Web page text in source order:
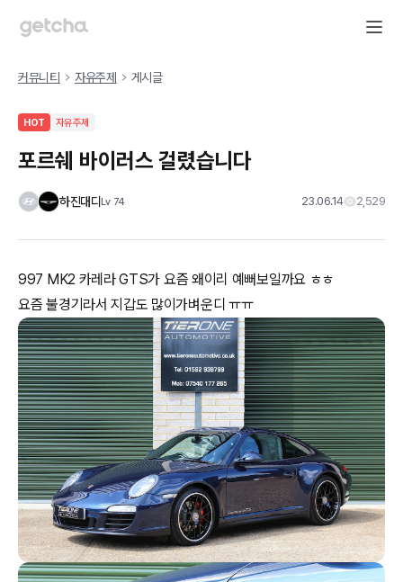
커뮤니티 자유주제 게시글
HOT 자유주제
포르쉐 바이러스 걸렸습니다
하진대디 Lv 74 23.06.14 2,529
997 MK2 카레라 GTS가 요즘 왜이리 예뻐보일까요 ㅎㅎ
요즘 불경기라서 지갑도 많이가벼운디 ㅠㅠ